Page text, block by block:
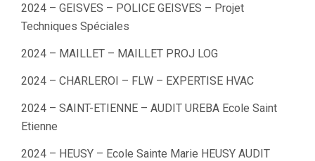
2024 – GEISVES – POLICE GEISVES – Projet
Techniques Spéciales
2024 – MAILLET – MAILLET PROJ LOG
2024 – CHARLEROI – FLW – EXPERTISE HVAC
2024 – SAINT-ETIENNE – AUDIT UREBA Ecole Saint
Etienne
2024 – HEUSY – Ecole Sainte Marie HEUSY AUDIT